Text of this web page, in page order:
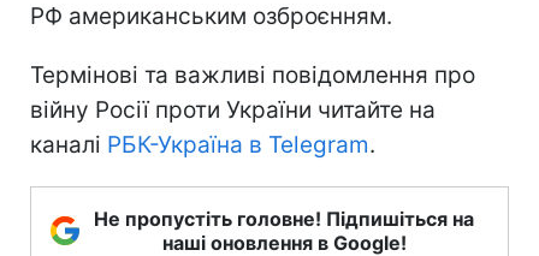
РФ американським озброєнням.
Термінові та важливі повідомлення про
війну Росії проти України читайте на
каналі РБК-Україна в Telegram.
Не пропустіть головне! Підпишіться на
наші оновлення в Google!